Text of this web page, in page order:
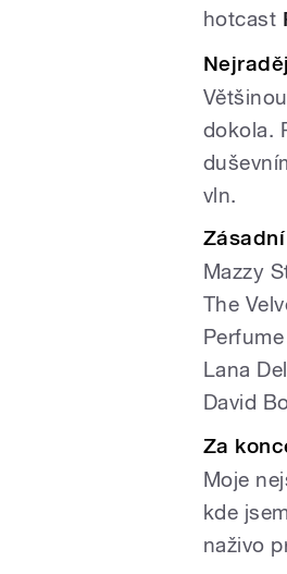
hotcast
dokola.
vln.
Mazzy
The
Lana
David
Za
Moje
kde
naživo